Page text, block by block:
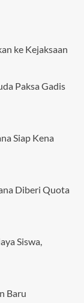
ke Kejaksaan
Paksa Gadis
Siap Kena
Diberi Quota
Siswa,
Baru